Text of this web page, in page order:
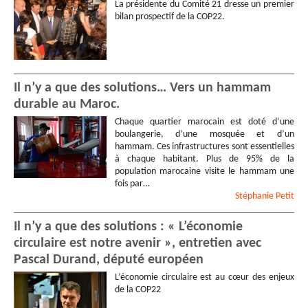
Retraitée
Flavie MIREILLE
Marie-Cécile GALLOT
Roger CHOURAQUI
Professeur Émérite
Dolores MONTAUDIE-
Retraitée
Michel RUDELLE
Hervé HAMON-
Photographe- Presse
Corinne BRETILLOT
Marcel AGUILAR
Angèle MOHR-Référent
Familles
Anne
SÉGALA
Jean Paul VOITURET
-
Travailleur social
Marie-José BOUSQUET
La présidente du Comité 21 dresse un premier
bilan prospectif de la COP22.
Il n’y a que des solutions… Vers un hammam
durable au Maroc.
Chaque quartier marocain est doté d’une
boulangerie, d’une mosquée et d’un
hammam. Ces infrastructures sont essentielles
à chaque habitant. Plus de 95% de la
population marocaine visite le hammam une
fois par…
Stéphanie Petit
Il n’y a que des solutions : « L’économie
circulaire est notre avenir », entretien avec
Pascal Durand, député européen
L’économie circulaire est au cœur des enjeux
de la COP22